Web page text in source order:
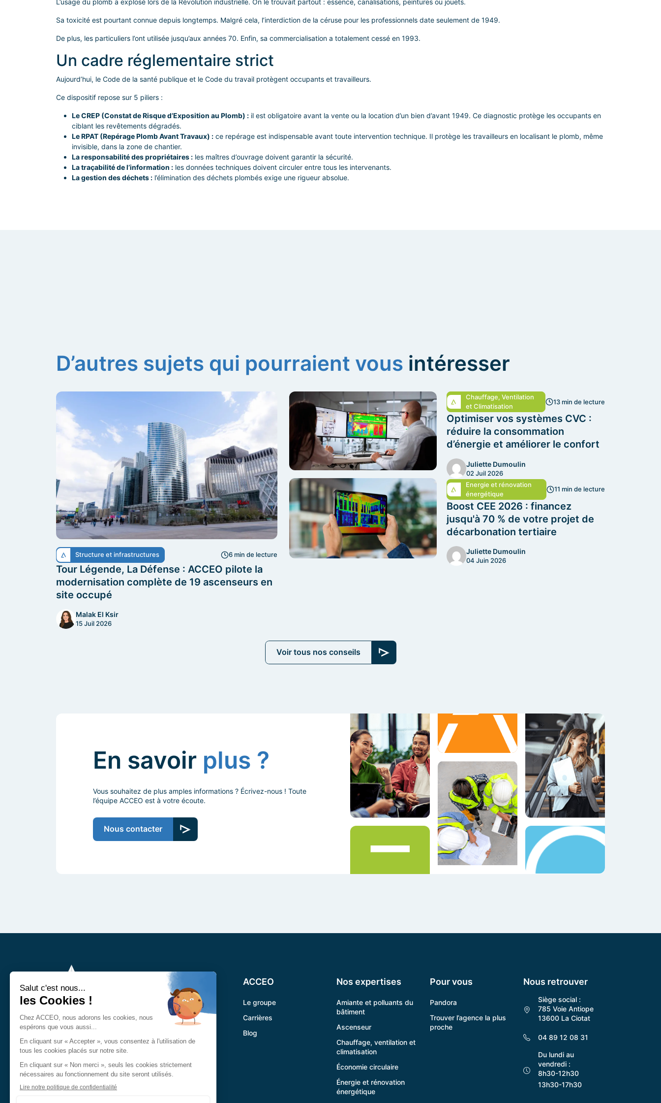
L’usage du plomb a explosé lors de la Révolution industrielle. On le trouvait partout : essence, canalisations, peintures ou jouets.
Sa toxicité est pourtant connue depuis longtemps. Malgré cela, l’interdiction de la céruse pour les professionnels date seulement de 1949.
De plus, les particuliers l’ont utilisée jusqu’aux années 70. Enfin, sa commercialisation a totalement cessé en 1993.
Un cadre réglementaire strict
Aujourd’hui, le Code de la santé publique et le Code du travail protègent occupants et travailleurs.
Ce dispositif repose sur 5 piliers :
Le CREP (Constat de Risque d’Exposition au Plomb) : il est obligatoire avant la vente ou la location d’un bien d’avant 1949. Ce diagnostic protège les occupants en
ciblant les revêtements dégradés.
Le RPAT (Repérage Plomb Avant Travaux) : ce repérage est indispensable avant toute intervention technique. Il protège les travailleurs en localisant le plomb, même
invisible, dans la zone de chantier.
La responsabilité des propriétaires : les maîtres d’ouvrage doivent garantir la sécurité.
La traçabilité de l’information : les données techniques doivent circuler entre tous les intervenants.
La gestion des déchets : l’élimination des déchets plombés exige une rigueur absolue.
D’autres sujets qui pourraient vous intéresser
Structure et infrastructures 6 min de lecture
Tour Légende, La Défense : ACCEO pilote la
modernisation complète de 19 ascenseurs en
site occupé
Malak El Ksir
15 Juil 2026
Chauffage, Ventilation
et Climatisation
13 min de lecture
Optimiser vos systèmes CVC :
réduire la consommation
d’énergie et améliorer le confort
Juliette Dumoulin
02 Juil 2026
Energie et rénovation
énergétique
11 min de lecture
Boost CEE 2026 : financez
jusqu'à 70 % de votre projet de
décarbonation tertiaire
Juliette Dumoulin
04 Juin 2026
Voir tous nos conseils
En savoir plus ?
Vous souhaitez de plus amples informations ? Écrivez-nous ! Toute
l’équipe ACCEO est à votre écoute.
Nous contacter
Demander un devis
Nos agences
ACCEO
Le groupe
Carrières
Blog
Nos expertises
Amiante et polluants du
bâtiment
Ascenseur
Chauffage, ventilation et
climatisation
Économie circulaire
Énergie et rénovation
énergétique
Pour vous
Pandora
Trouver l’agence la plus
proche
Nous retrouver
Siège social :
785 Voie Antiope
13600 La Ciotat
04 89 12 08 31
Du lundi au
vendredi :
8h30-12h30
13h30-17h30